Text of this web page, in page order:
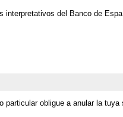
del Banco de
obligue a anular la